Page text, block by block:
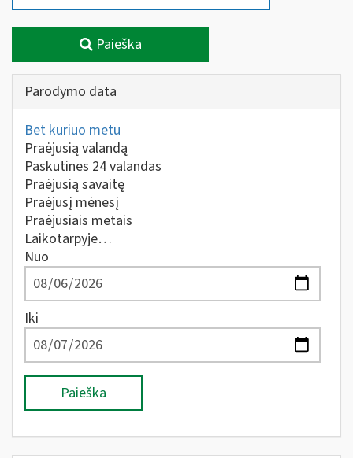
Paieška
Parodymo data
Bet kuriuo metu
Praėjusią valandą
Paskutines 24 valandas
Praėjusią savaitę
Praėjusį mėnesį
Praėjusiais metais
Laikotarpyje…
Nuo
Iki
Paieška